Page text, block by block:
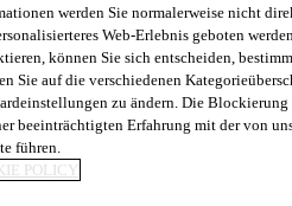
werden Sie normalerweise nicht
Web-Erlebnis geboten
können Sie sich entscheiden,
Sie auf die verschiedenen
zu ändern. Die
beeinträchtigten Erfahrung mit der von
führen.
POLICY